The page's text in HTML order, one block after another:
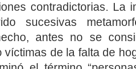
contradictorias. La
sucesivas
antes no se
víctimas de la falta de